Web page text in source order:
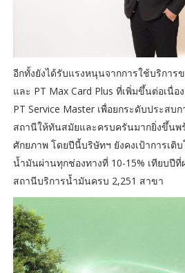
อีกทั้งยังได้รับแรงหนุนจากการใช้บริการ
และ PT Max Card Plus ที่เพิ่มขึ้นต่อเนื่
PT Service Master เพื่อยกระดับประสบ
สถานีให้ทันสมัยและครบครันมากยิ่งขึ้นพ
ศักยภาพ โดยปีนี้บริษัทฯ ยังคงเป้าการเ
น้ำมันผ่านทุกช่องทางที่ 10-15% เทียบปี
สถานีบริการน้ำมันครบ 2,251 สาขา